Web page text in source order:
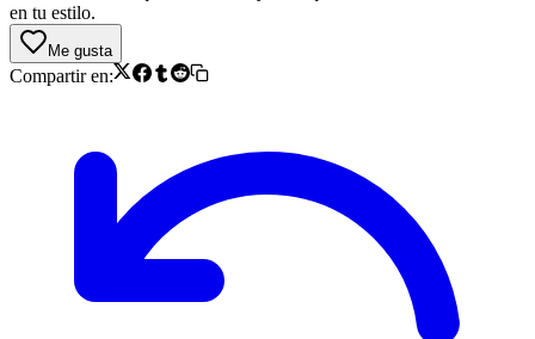
en tu estilo.
Me gusta
Compartir en: